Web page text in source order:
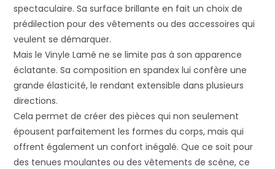
spectaculaire. Sa surface brillante en fait un choix de
prédilection pour des vêtements ou des accessoires qui
veulent se démarquer.
Mais le Vinyle Lamé ne se limite pas à son apparence
éclatante. Sa composition en spandex lui confère une
grande élasticité, le rendant extensible dans plusieurs
directions.
Cela permet de créer des pièces qui non seulement
épousent parfaitement les formes du corps, mais qui
offrent également un confort inégalé. Que ce soit pour
des tenues moulantes ou des vêtements de scène, ce